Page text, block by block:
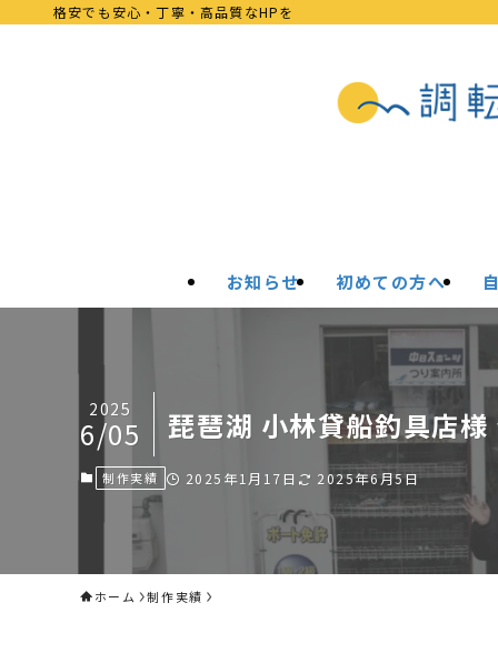
格安でも安心・丁寧・高品質なHPを
お知らせ 初めての方へ
琵琶湖 小林貸船釣具店
2025
6/05
制作実績 2025年1月17日 2025年6月5日
ホーム 制作実績